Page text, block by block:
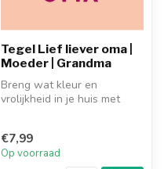
Tegel Lief liever oma |
Moeder | Grandma
Breng wat kleur en
vrolijkheid in je huis met
€7,99
Op voorraad